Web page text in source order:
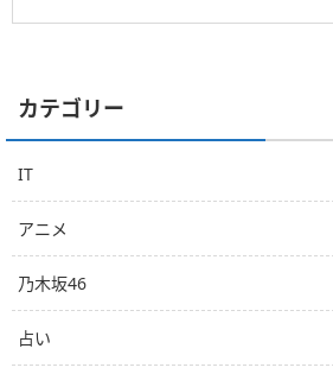
カテゴリー
IT
アニメ
乃木坂46
占い